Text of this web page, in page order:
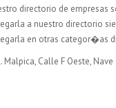
directorio de empresas
a nuestro directorio
en otras categor�as
Malpica, Calle F Oeste, Nave